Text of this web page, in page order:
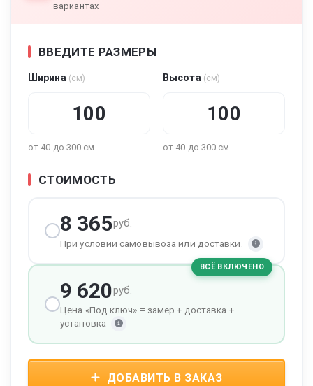
вариантах
ВВЕДИТЕ РАЗМЕРЫ
Ширина (см)
от 40 до 300 см
Высота (см)
от 40 до 300 см
СТОИМОСТЬ
8 365руб.
При условии самовывоза или доставки.
ВСЁ ВКЛЮЧЕНО
9 620руб.
Цена «Под ключ» = замер + доставка +
установка
ДОБАВИТЬ В ЗАКАЗ